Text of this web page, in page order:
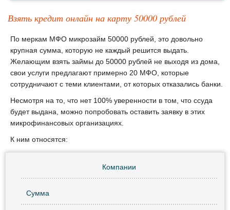
Взять кредит онлайн на карту 50000 рублей
По меркам МФО микрозайм 50000 рублей, это довольно
крупная сумма, которую не каждый решится выдать.
Желающим взять займы до 50000 рублей не выходя из дома,
свои услуги предлагают примерно 20 МФО, которые
сотрудничают с теми клиентами, от которых отказались банки.
Несмотря на то, что нет 100% уверенности в том, что ссуда
будет выдана, можно попробовать оставить заявку в этих
микрофинансовых организациях.
К ним относятся:
Компании
Сумма